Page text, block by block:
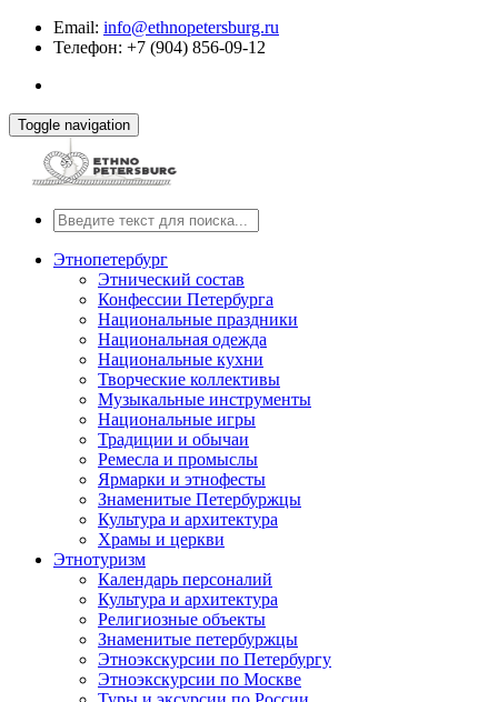
Email: info@ethnopetersburg.ru
Телефон: +7 (904) 856-09-12
Toggle navigation
Этнопетербург
Этнический состав
Конфессии Петербурга
Национальные праздники
Национальная одежда
Национальные кухни
Творческие коллективы
Музыкальные инструменты
Национальные игры
Традиции и обычаи
Ремесла и промыслы
Ярмарки и этнофесты
Знаменитые Петербуржцы
Культура и архитектура
Храмы и церкви
Этнотуризм
Календарь персоналий
Культура и архитектура
Религиозные объекты
Знаменитые петербуржцы
Этноэкскурсии по Петербургу
Этноэкскурсии по Москве